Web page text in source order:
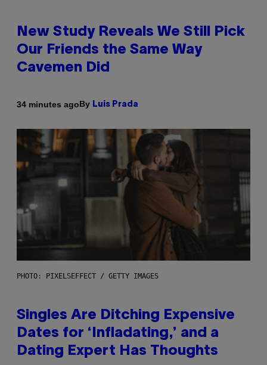
New Study Reveals We Still Pick
Our Friends the Same Way
Cavemen Did
34 minutes agoBy Luis Prada
PHOTO: PIXELSEFFECT / GETTY IMAGES
Singles Are Ditching Expensive
Dates for ‘Infladating,’ and a
Dating Expert Has Thoughts